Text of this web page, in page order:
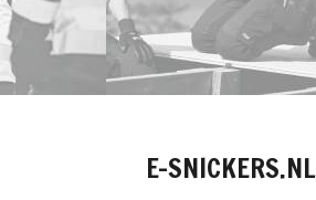
E-SNICKERS.NL